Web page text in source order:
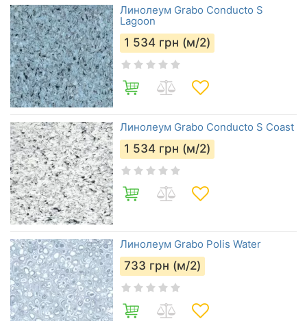
Линолеум Grabo Conducto S
Lagoon
1 534 грн (м/2)
Линолеум Grabo Conducto S Coast
1 534 грн (м/2)
Линолеум Grabo Polis Water
733 грн (м/2)